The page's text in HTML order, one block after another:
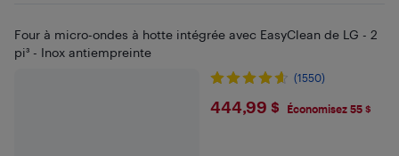
Four à micro-ondes à hotte intégrée avec EasyClean de LG - 2
pi³ - Inox antiempreinte
(1550)
$444.99
444,99 $ Économisez 55 $